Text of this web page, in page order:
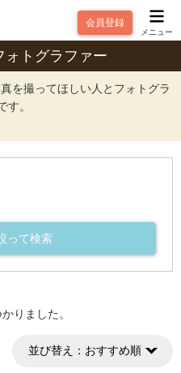
会員登録
メニュー
ォトグラファー
を撮ってほしい人とフォトグラ
す。
って検索
りました。
並び替え： おすすめ順